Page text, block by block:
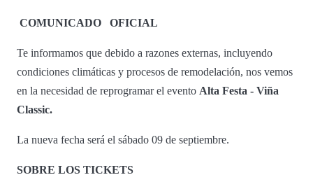
COMUNICADO OFICIAL
Te informamos que debido a razones externas, incluyendo
condiciones climáticas y procesos de remodelación, nos vemos
en la necesidad de reprogramar el evento Alta Festa - Viña
Classic.
La nueva fecha será el sábado 09 de septiembre.
SOBRE LOS TICKETS